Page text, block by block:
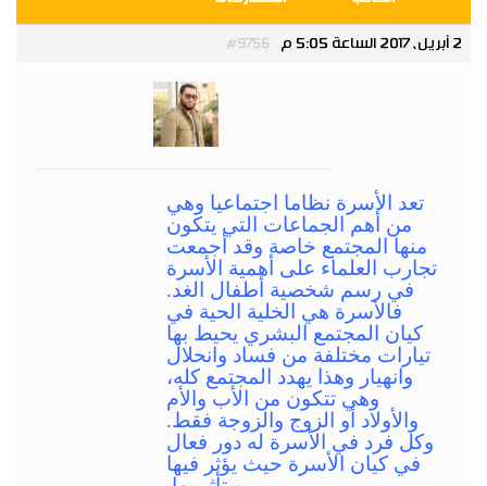
2 أبريل، 2017 الساعة 5:05 م #9756
Admin
مدير عام
تعد الأسرة نظاما اجتماعيا وهي
من أهم الجماعات التي يتكون
منها المجتمع خاصة وقد أجمعت
تجارب العلماء على أهمية الأسرة
في رسم شخصية أطفال الغد.
فالأسرة هي الخلية الحية في
كيان المجتمع البشري يحيط بها
تيارات مختلفة من فساد وانحلال
وانهيار وهذا يهدد المجتمع كله،
وهي تتكون من الأب والأم
والأولاد أو الزوج والزوجة فقط.
وكل فرد في الأسرة له دور فعال
في كيان الأسرة حيث يؤثر فيها